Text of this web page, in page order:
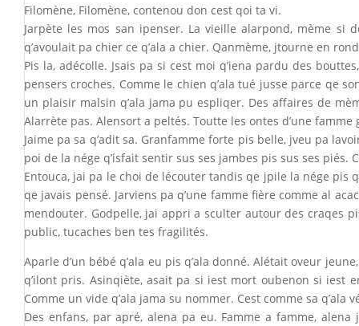
Filomène, Filomène, contenou don cest qoi ta vi.
Jarpète les mos san ipenser. La vieille alarpond, mème si
q’avoulait pa chier ce q’ala a chier. Qanmème, jtourne en
Pis la, adécolle. Jsais pa si cest moi q’iena pardu des
pensers croches. Comme le chien q’ala tué jusse parce qe
un plaisir malsin q’ala jama pu espliqer. Des affaires de
Alarrète pas. Alensort a peltés. Toutte les ontes d’une
Jaime pa sa q’adit sa. Granfamme forte pis belle, jveu pa
poi de la nége q’isfait sentir sus ses jambes pis sus ses
Entouca, jai pa le choi de lécouter tandis qe jpile la nége pis
qe javais pensé. Jarviens pa q’une famme fière comme al
mendouter. Godpelle, jai appri a sculter autour des craqes
public, tucaches ben tes fragilités.
Aparle d’un bébé q’ala eu pis q’ala donné. Alétait oveur
q’ilont pris. Asinqiète, asait pa si iest mort oubenon si iest
Comme un vide q’ala jama su nommer. Cest comme sa
Des enfans, par apré, alena pa eu. Famme a famme,